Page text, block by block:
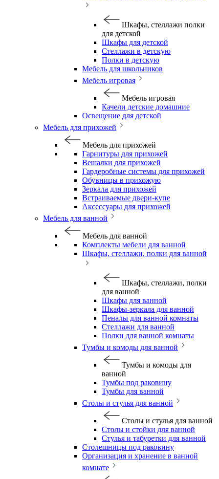
Шкафы, стеллажи полки
для детской
Шкафы для детской
Стеллажи в детскую
Полки в детскую
Мебель для школьников
Мебель игровая
Мебель игровая
Качели детские домашние
Освещение для детской
Мебель для прихожей
Мебель для прихожей
Гарнитуры для прихожей
Вешалки для прихожей
Гардеробные системы для прихожей
Обувницы в прихожую
Зеркала для прихожей
Встраиваемые двери-купе
Аксессуары для прихожей
Мебель для ванной
Мебель для ванной
Комплекты мебели для ванной
Шкафы, стеллажи, полки для ванной
Шкафы, стеллажи, полки
для ванной
Шкафы для ванной
Шкафы-зеркала для ванной
Пеналы для ванной комнаты
Стеллажи для ванной
Полки для ванной комнаты
Тумбы и комоды для ванной
Тумбы и комоды для
ванной
Тумбы под раковину
Тумбы для ванной
Столы и стулья для ванной
Столы и стулья для ванной
Столы и стойки для ванной
Стулья и табуретки для ванной
Столешницы под раковину
Организация и хранение в ванной
комнате